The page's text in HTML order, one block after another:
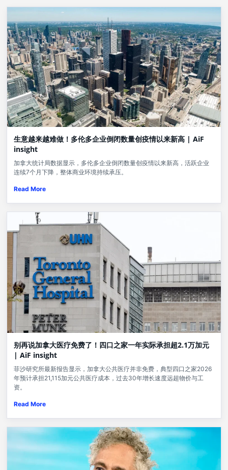
生意越来越难做！多伦多企业倒闭数量创疫情以来新高 | AiF
insight
加拿大统计局数据显示，多伦多企业倒闭数量创疫情以来新高，活跃企业
连续7个月下降，整体商业环境持续承压。
Read More
别再说加拿大医疗免费了！四口之家一年实际承担超2.1万加元
| AiF insight
菲沙研究所最新报告显示，加拿大公共医疗并非免费，典型四口之家2026
年预计承担21,115加元公共医疗成本，过去30年增长速度远超物价与工
资。
Read More